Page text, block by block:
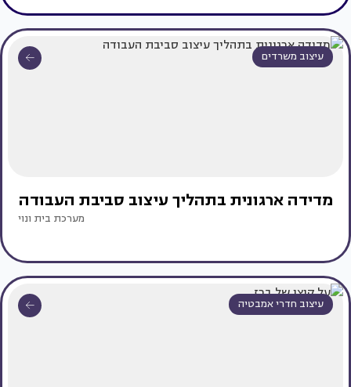
עיצוב משרדים
מדידה ארגונית בתהליך עיצוב סביבת העבודה
מערכת בית ונוי
עיצוב חדרי אמבטיה